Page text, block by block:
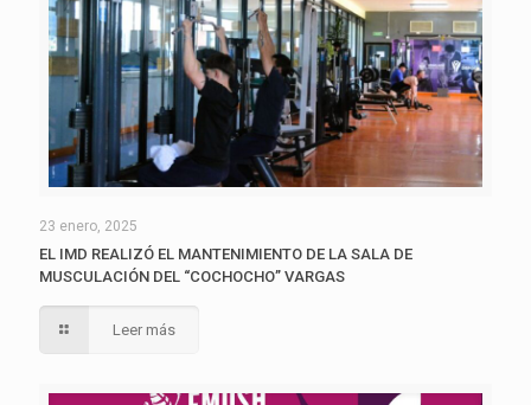
23 enero, 2025
EL IMD REALIZÓ EL MANTENIMIENTO DE LA SALA DE
MUSCULACIÓN DEL “COCHOCHO” VARGAS
Leer más